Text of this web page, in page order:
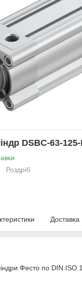
DSBC-63-
Роздріб
Доставка
Фесто по DIN ISO